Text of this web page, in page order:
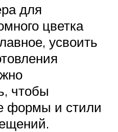
для
цветка
усвоить
чтобы
формы и стили